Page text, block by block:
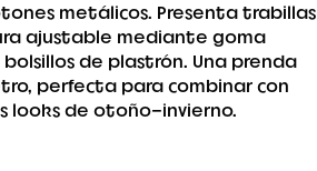
metálicos. Presenta trabillas
ajustable mediante goma
de plastrón. Una prenda
perfecta para combinar con
looks de otoño-invierno.